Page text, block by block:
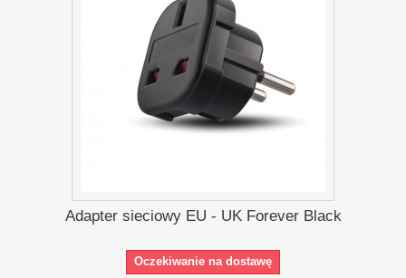
Adapter sieciowy EU - UK Forever Black
Oczekiwanie na dostawę